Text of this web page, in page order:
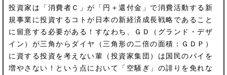
投資家は「消費者Ｃ」が「円＋還付金」で消費活動する新
規事業に投資するコトが日本の新経済成長戦略であること
に留意する必要がある！すなわち、ＧＤ（グランド・デザ
イン）が三角からダイヤ（三角形の二倍の面積：ＧＤＰ）
に資する投資を考えない輩（投資家集団）は国民のパイを
増やさない！という点において「空騒ぎ」の誹りを免れな